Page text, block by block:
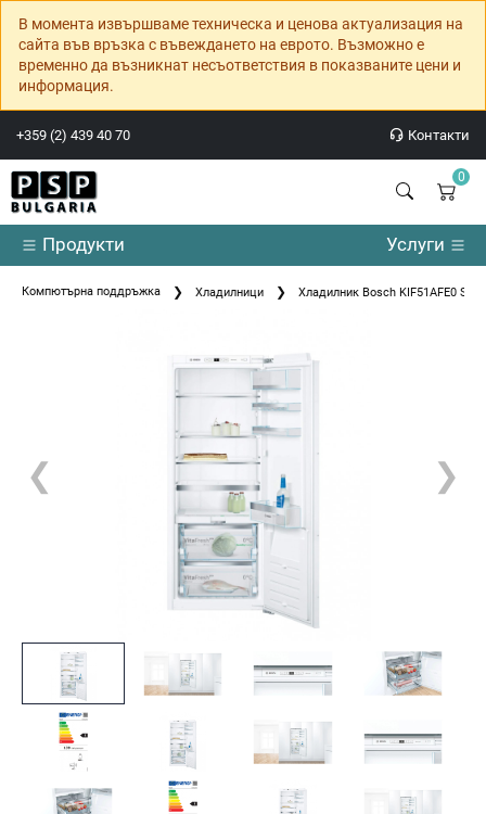
В момента извършваме техническа и ценова актуализация на
сайта във връзка с въвеждането на еврото. Възможно е
временно да възникнат несъответствия в показваните цени и
информация.
+359 (2) 439 40 70 Контакти
0
Продукти Услуги
Компютърна поддръжка Хладилници Хладилник Bosch KIF51AFE0
❮ ❯